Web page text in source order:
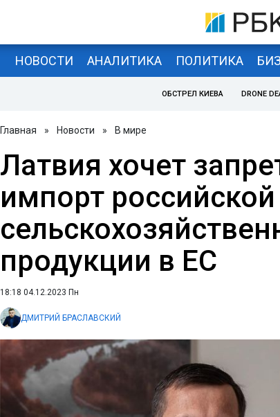
НОВОСТИ АНАЛИТИКА ПОЛИТИКА
ОБСТРЕЛ КИЕВА DRONE
Главная » Новости » В мире
Латвия хочет
импорт российской
продукции в ЕС
18:18 04.12.2023 Пн
ДМИТРИЙ БРАСЛАВСКИЙ